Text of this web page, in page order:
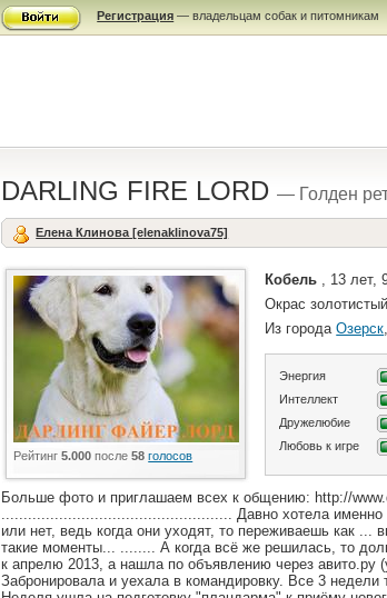
Регистрация — владельцам собак и питомникам
DARLING FIRE LORD— Голден
Елена Клинова [elenaklinova75]
Рейтинг5.000 после58 голосов
Кобель , 13 лет,
Окрас
Из городаОзерск
Энергия
Интеллект
Дружелюбие
Любовь к игре
Больше фото и приглашаем всех к общению: http://
.................................................... Давно хотела именно
или нет, ведь когда они уходят, то переживаешь как
такие моменты... ........ А когда всё же решилась, то
к апрелю 2013, а нашла по объявлению через авито.ру
Забронировала и уехала в командировку. Все 3